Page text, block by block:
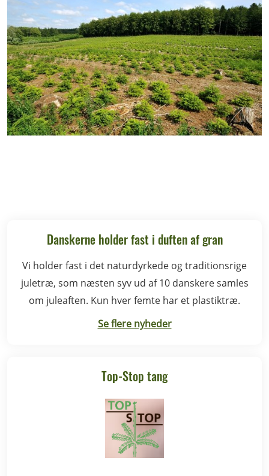
Danskerne holder fast i duften af gran
Vi holder fast i det naturdyrkede og traditionsrige
juletræ, som næsten syv ud af 10 danskere samles
om juleaften. Kun hver femte har et plastiktræ.
Se flere nyheder
Top-Stop tang